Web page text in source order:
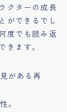
クターの成長
ができるでし
度でも読み返
きます。
がある再
。